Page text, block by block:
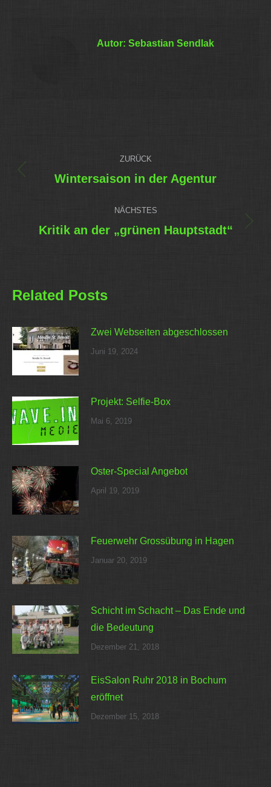
Autor: Sebastian Sendlak
Kommentarnavigation
ZURÜCK
Vorheriger
Wintersaison in der Agentur
NÄCHSTES
Nächster
Kritik an der „grünen Hauptstadt“
Related Posts
Zwei Webseiten abgeschlossen
Juni 19, 2024
Projekt: Selfie-Box
Mai 6, 2019
Oster-Special Angebot
April 19, 2019
Feuerwehr Grossübung in Hagen
Januar 20, 2019
Schicht im Schacht – Das Ende und
die Bedeutung
Dezember 21, 2018
EisSalon Ruhr 2018 in Bochum
eröffnet
Dezember 15, 2018